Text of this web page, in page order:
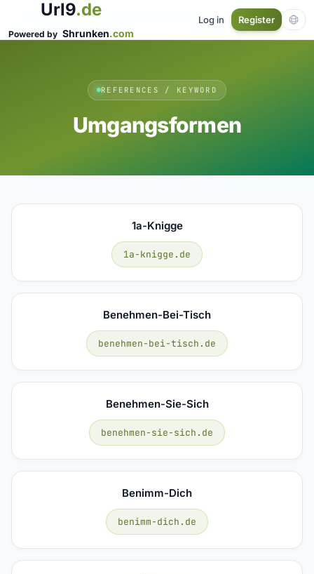
Url9.de
Powered by Shrunken.com
Log in Register
REFERENCES / KEYWORD
Umgangsformen
1a-Knigge
1a-knigge.de
Benehmen-Bei-Tisch
benehmen-bei-tisch.de
Benehmen-Sie-Sich
benehmen-sie-sich.de
Benimm-Dich
benimm-dich.de